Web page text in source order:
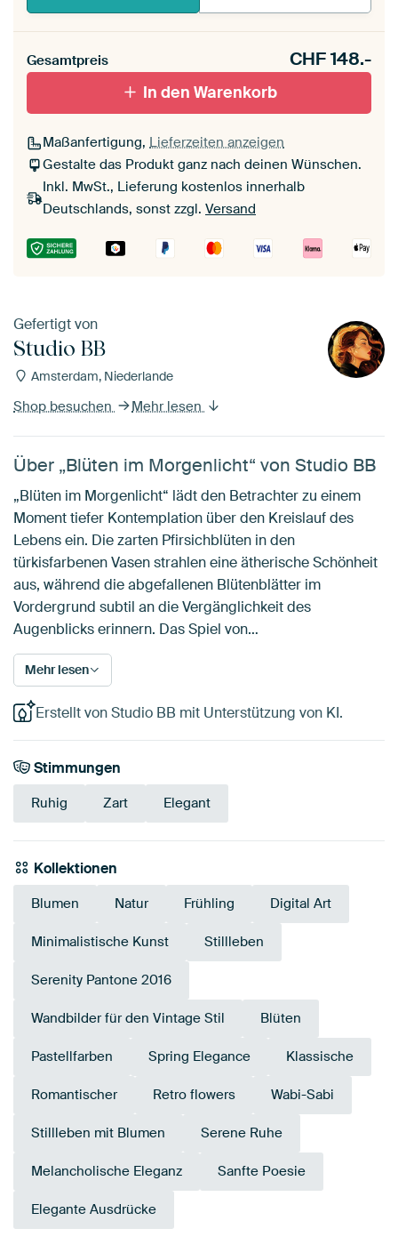
Gesamtpreis CHF148.-
In den Warenkorb
Maßanfertigung, Lieferzeiten anzeigen
Gestalte das Produkt ganz nach deinen Wünschen.
Inkl. MwSt., Lieferung kostenlos innerhalb
Deutschlands, sonst zzgl. Versand
Gefertigt von
Studio BB
Amsterdam, Niederlande
Shop besuchen Mehr lesen
Über „Blüten im Morgenlicht“ von Studio BB
„Blüten im Morgenlicht“ lädt den Betrachter zu einem
Moment tiefer Kontemplation über den Kreislauf des
Lebens ein. Die zarten Pfirsichblüten in den
türkisfarbenen Vasen strahlen eine ätherische Schönheit
aus, während die abgefallenen Blütenblätter im
Vordergrund subtil an die Vergänglichkeit des
Augenblicks erinnern. Das Spiel von…
Mehr lesen
Erstellt von Studio BB mit Unterstützung von KI.
Stimmungen
Ruhig Zart Elegant
Kollektionen
Blumen Natur Frühling Digital Art
Minimalistische Kunst Stillleben
Serenity Pantone 2016
Wandbilder für den Vintage Stil Blüten
Pastellfarben Spring Elegance Klassische
Romantischer Retro flowers Wabi-Sabi
Stillleben mit Blumen Serene Ruhe
Melancholische Eleganz Sanfte Poesie
Elegante Ausdrücke